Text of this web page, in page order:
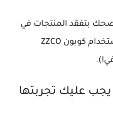
بتفقد المنتجات في
الفروع، ثم طلبها أونلاين باستخدام كوبون ZZCO
عليك تجربتها